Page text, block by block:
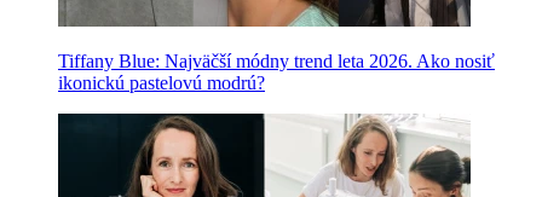
Tiffany Blue: Najväčší módny trend leta 2026. Ako nosiť
ikonickú pastelovú modrú?